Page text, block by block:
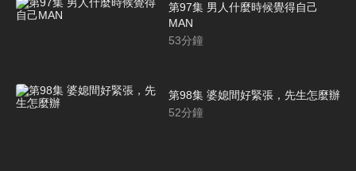
第97集 男人什麼時候覺得自己
MAN
53分鐘
第98集 婆媳間好緊張，先生怎麼辦
52分鐘